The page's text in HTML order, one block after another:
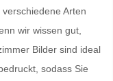
Arten
wir wissen gut,
Bilder sind ideal
sodass Sie